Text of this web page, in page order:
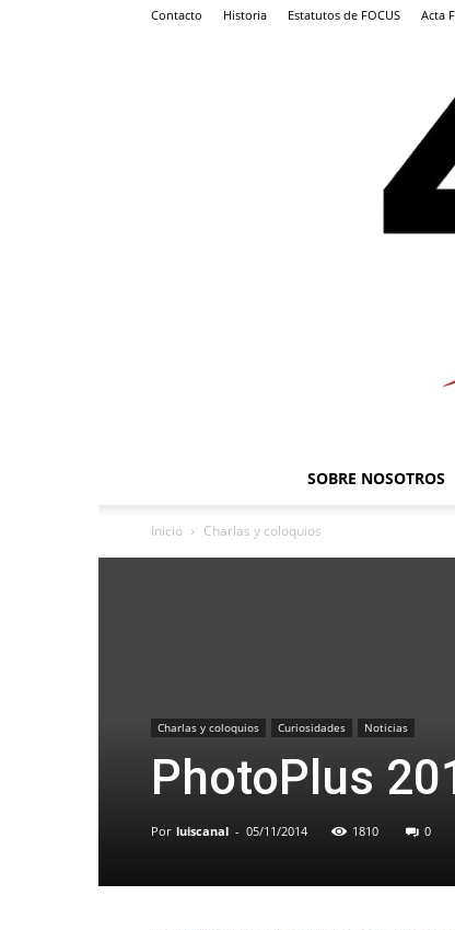
Contacto Historia Estatutos de FOCUS Acta
SOBRE NOSOTROS
Inicio Charlas y coloquios
Charlas y coloquios Curiosidades Noticias
PhotoPlus
Por luiscanal - 05/11/2014 1810 0